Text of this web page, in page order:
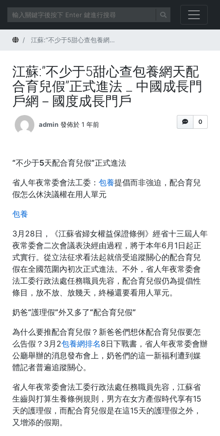
首頁 江蘇:”不少于5甜心查包養網天配合育兒假”正式進法 _ 中國成長門戶網－國度成長門戶
江蘇:”不少于5甜心查包養網天配
合育兒假”正式進法 _ 中國成長門
戶網－國度成長門戶
0
admin 發佈於 1 年前
“不少于5天配合育兒假”正式進法
省人年夜常委會法工委： 包養提倡而非強迫，配合育兒
假怎么休決議權在用人單元
包養
3月28日，《江蘇省婦女權益保證條例》經省十三屆人年
夜常委會二次會議表決經由過程，將于本年6月1日起正
式實行。從立法征求看法起就倍受追蹤關心的配合育兒
假在全國范圍內初次正式進法。不外，省人年夜常委會
法工委行政法處任務職員先容，配合育兒假仍為提倡性
條目，放不放、放幾天，終極還要看用人單元。
奶爸“護理假”外又多了“配合育兒假”
為什么要推配合育兒假？新爸爸們想休配合育兒假要怎
么告假？3月2包養網排名8日下戰書，省人年夜常委會辦
公廳舉辦的消息發布會上，奶爸們的這一新福利遭到媒
體記者普遍追蹤關心。
省人年夜常委會法工委行政法處任務職員先容，江蘇省
生齒與打算生養條例規則，男方在女方產假時代享有15
天的護理假，而配合育兒假是在這15天的護理假之外，
又增添的假期。